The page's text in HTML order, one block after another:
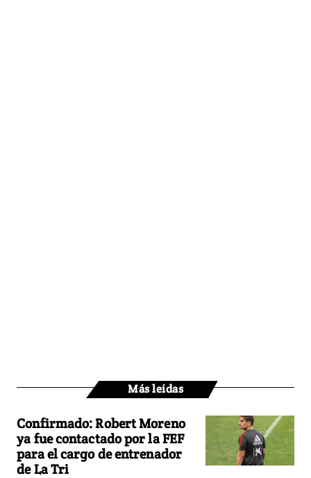
Más leídas
Confirmado: Robert Moreno
ya fue contactado por la FEF
para el cargo de entrenador
de La Tri